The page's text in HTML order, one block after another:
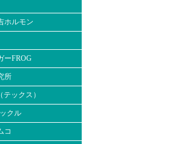
ホルモン
ーFROG
所
テックス）
クル
コ